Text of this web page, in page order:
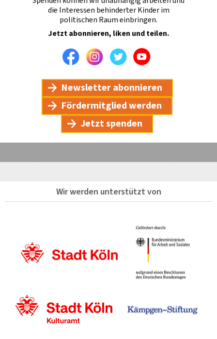
die Interessen behinderter Kinder im
politischen Raum einbringen.
Jetzt abonnieren, liken und teilen.
FacebookInstagramTwitterYoutube
Newsletter abonnieren
Fördermitglied werden
Jetzt spenden
Wir werden unterstützt von